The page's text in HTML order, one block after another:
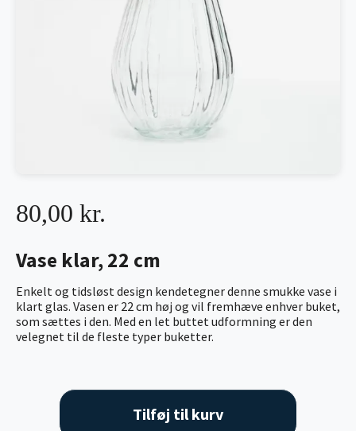
Vase klar, 22 cm
Enkelt og tidsløst design kendetegner denne smukke vase i
klart glas. Vasen er 22 cm høj og vil fremhæve enhver buket,
som sættes i den. Med en let buttet udformning er den
velegnet til de fleste typer buketter.
80,00 kr.
Tilføj til kurv